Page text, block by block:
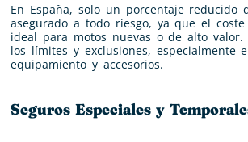
En España, solo un porcentaje reducido
asegurado a todo riesgo, ya que el
ideal para motos nuevas o de alto valor.
los límites y exclusiones, especialmente
equipamiento y accesorios.
Seguros Especiales y